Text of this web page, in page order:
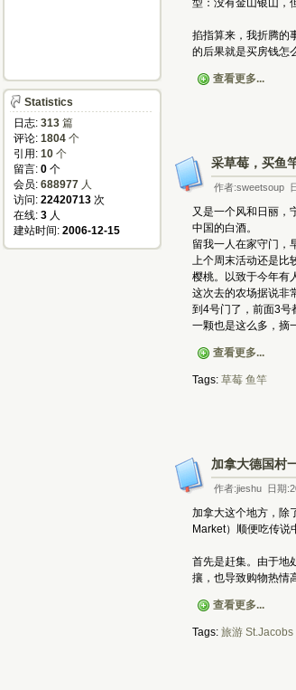
型：没有金山银山，
掐指算来，我折腾的
的后果就是买房钱怎
查看更多...
采草莓，买鱼
作者:sweetsoup
又是一个风和日丽，
中国的白酒。
留我一人在家守门，
上个周末活动还是比
樱桃。以致于今年有
这次去的农场据说非
到4号门了，前面3号
一颗也是这么多，摘
查看更多...
Tags: 草莓 鱼竿
加拿大德国村
作者:jieshu 日期
加拿大这个地方，除
Market）顺便吃传说
首先是赶集。由于地
攘，也导致购物热情
查看更多...
Tags: 旅游 St.Jacobs
Statistics
日志: 313 篇
评论: 1804 个
引用: 10 个
留言: 0 个
会员: 688977 人
访问: 22420713 次
在线: 3 人
建站时间: 2006-12-15